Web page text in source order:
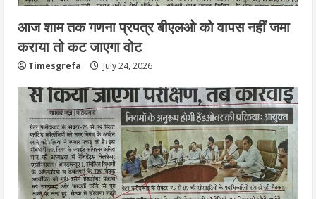
आज शाम तक गणना प्रपत्र बीएलओ को वापस नहीं जमा
कराया तो कट जाएगा वोट
Timesgrefa July 24, 2026